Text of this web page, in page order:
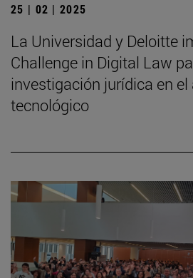
25 | 02 | 2025
La Universidad y Deloitte
Challenge in Digital Law
investigación jurídica en
tecnológico